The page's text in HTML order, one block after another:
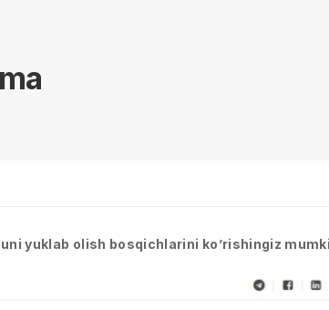
yuklab olish bosqichlarini ko’rishingiz